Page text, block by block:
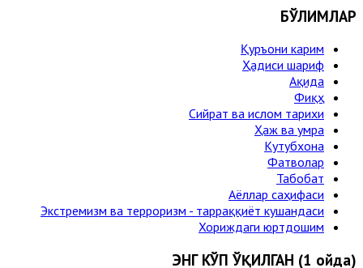
БЎЛИМЛАР
Қуръони карим
Ҳадиси шариф
Ақида
Фиқҳ
Сийрат ва ислом тарихи
Ҳаж ва умра
Кутубхона
Фатволар
Табобат
Аёллар саҳифаси
Экстремизм ва терроризм - тарраққиёт кушандаси
Хориждаги юртдошим
ЭНГ КЎП ЎҚИЛГАН (1 ойда)